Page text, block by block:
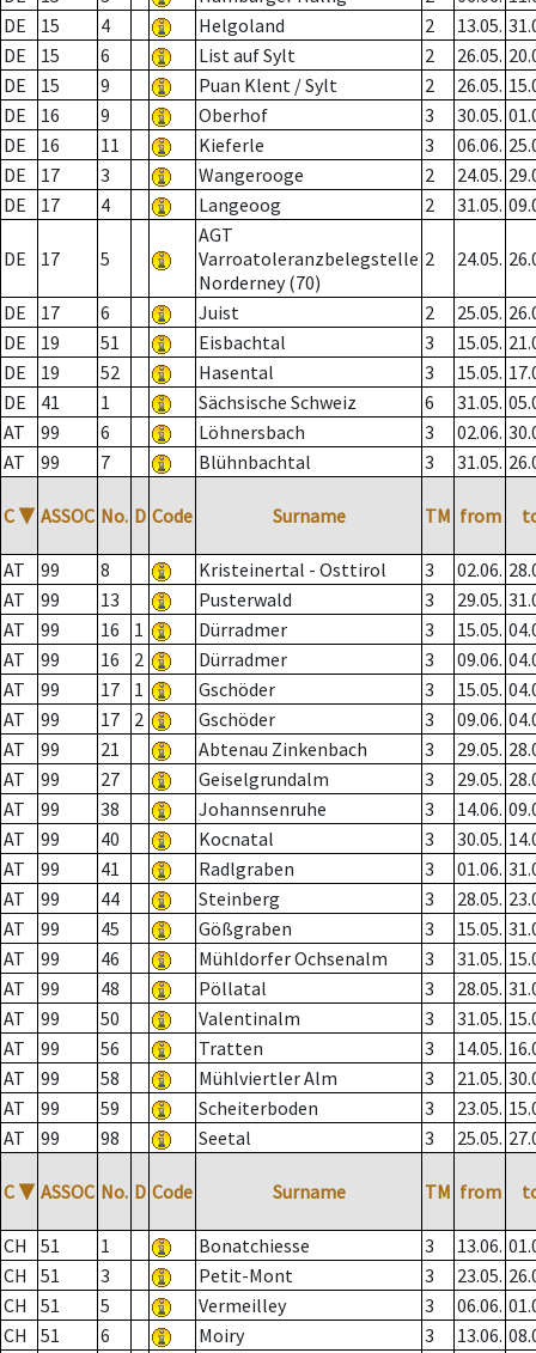
DE
15 4 Helgoland 2 13.05.
DE
15 6 List auf Sylt 2 26.05.
DE
15 9 Puan Klent / Sylt 2 26.05.
DE
16 9 Oberhof 3 30.05.
DE
16 11 Kieferle 3 06.06.
DE
17 3 Wangerooge 2 24.05.
DE
17 4 Langeoog 2 31.05.
DE 17 5
AGT
Varroatoleranzbelegstelle
Norderney (70)
2 24.05.
DE 17 6 Juist 2 25.05.
DE
19 51 Eisbachtal 3 15.05.
DE
19 52 Hasental 3 15.05.
DE
41 1 Sächsische Schweiz 6 31.05.
AT
99 6 Löhnersbach 3 02.06.
AT
99 7 Blühnbachtal 3 31.05.
C ▼ ASSOC No. D Code Surname TM from
AT 99 8 Kristeinertal - Osttirol 3 02.06.
AT
99 13 Pusterwald 3 29.05.
AT
99 16 1 Dürradmer 3 15.05.
AT
99 16 2 Dürradmer 3 09.06.
AT
99 17 1 Gschöder 3 15.05.
AT
99 17 2 Gschöder 3 09.06.
AT
99 21 Abtenau Zinkenbach 3 29.05.
AT
99 27 Geiselgrundalm 3 29.05.
AT
99 38 Johannsenruhe 3 14.06.
AT
99 40 Kocnatal 3 30.05.
AT
99 41 Radlgraben 3 01.06.
AT
99 44 Steinberg 3 28.05.
AT
99 45 Gößgraben 3 15.05.
AT
99 46 Mühldorfer Ochsenalm 3 31.05.
AT
99 48 Pöllatal 3 28.05.
AT
99 50 Valentinalm 3 31.05.
AT
99 56 Tratten 3 14.05.
AT
99 58 Mühlviertler Alm 3 21.05.
AT
99 59 Scheiterboden 3 23.05.
AT
99 98 Seetal 3 25.05.
C ▼ ASSOC No. D Code Surname TM from
CH 51 1 Bonatchiesse 3 13.06.
CH
51 3 Petit-Mont 3 23.05.
CH
51 5 Vermeilley 3 06.06.
CH
51 6 Moiry 3 13.06.